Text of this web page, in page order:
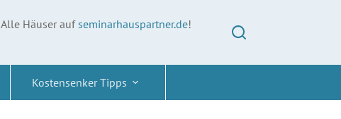
Alle Häuser aufseminarhauspartner.de!
Kostensenker Tipps